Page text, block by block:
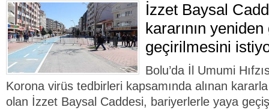
İzzet Baysal
kararının
geçirilmesini
Bolu’da İl Umumi
Korona virüs tedbirleri kapsamında alınan
olan İzzet Baysal Caddesi, bariyerlerle yaya